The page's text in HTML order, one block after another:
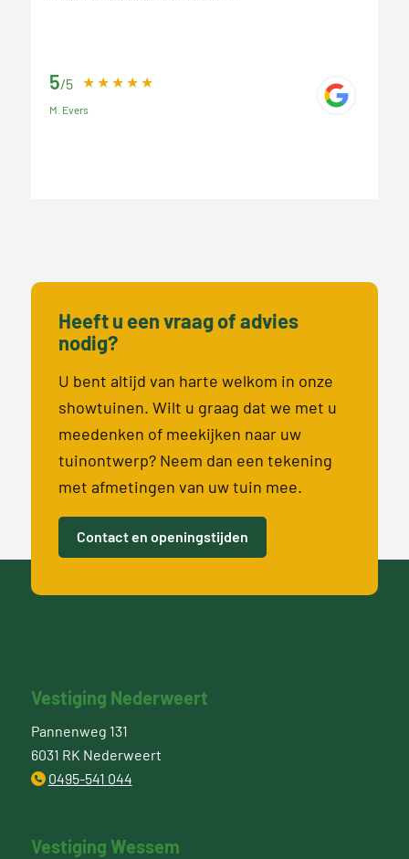
5/5
M. Evers
Heeft u een vraag of advies
nodig?
U bent altijd van harte welkom in onze
showtuinen. Wilt u graag dat we met u
meedenken of meekijken naar uw
tuinontwerp? Neem dan een tekening
met afmetingen van uw tuin mee.
Contact en openingstijden
Vestiging Nederweert
Pannenweg 131
6031 RK Nederweert
0495-541 044
Vestiging Wessem